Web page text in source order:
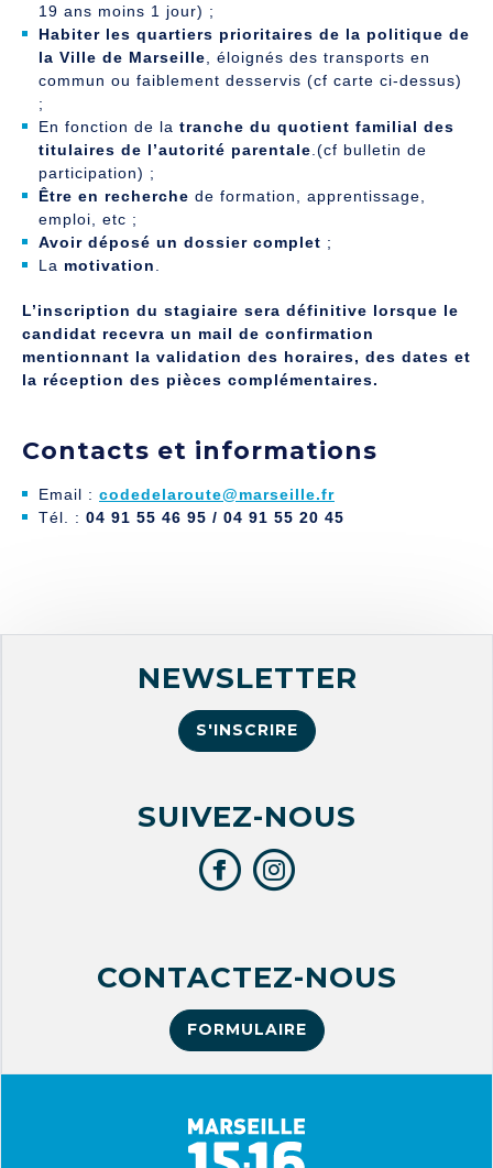
19 ans moins 1 jour) ;
Habiter les quartiers prioritaires de la politique de
la Ville de Marseille , éloignés des transports en
commun ou faiblement desservis (cf carte ci-dessus)
;
En fonction de la tranche du quotient familial des
titulaires de l’autorité parentale .(cf bulletin de
participation) ;
Être en recherche de formation, apprentissage,
emploi, etc ;
Avoir déposé un dossier complet ;
La motivation
L’inscription du stagiaire sera définitive lorsque le
candidat recevra un mail de confirmation
mentionnant la validation des horaires, des dates et
la réception des pièces complémentaires.
Contacts et informations
Email : codedelaroute@marseille.fr
Tél. : 04 91 55 46 95 / 04 91 55 20 45
NEWSLETTER
S'INSCRIRE
SUIVEZ-NOUS
CONTACTEZ-NOUS
FORMULAIRE